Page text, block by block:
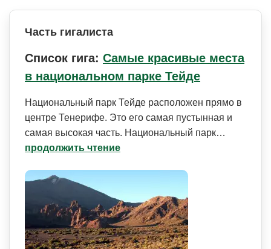
Часть гигалиста
Список гига: Самые красивые места
в национальном парке Тейде
Национальный парк Тейде расположен прямо в
центре Тенерифе. Это его самая пустынная и
самая высокая часть. Национальный парк…
продолжить чтение